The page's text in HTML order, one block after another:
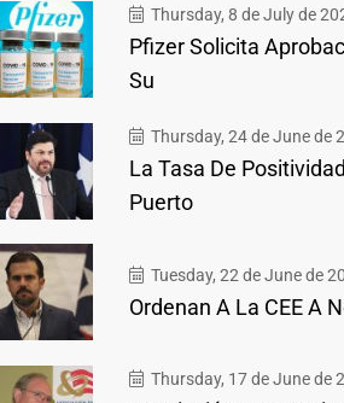
Thursday, 8 de July de
Pfizer Solicita
Su
Thursday, 24 de June de
La Tasa De
Puerto
Tuesday, 22 de June de
Ordenan A La CEE A
Thursday, 17 de June de